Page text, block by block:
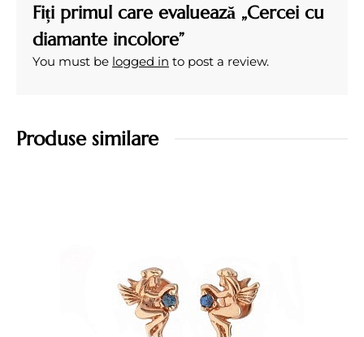
Fiți primul care evaluează „Cercei cu
diamante incolore”
You must be logged in to post a review.
Produse similare